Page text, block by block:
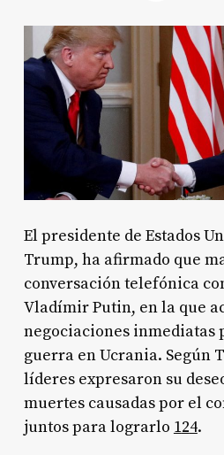
El presidente de Estados
Trump, ha afirmado que
conversación telefónica
Vladímir Putin, en la que
negociaciones inmediatas
guerra en Ucrania. Según
líderes expresaron su
muertes causadas por el
juntos para lograrlo 124.